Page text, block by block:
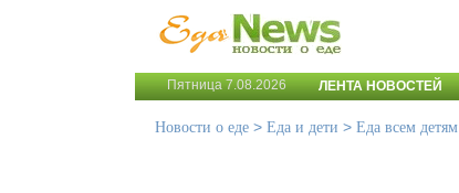
Пятница 7.08.2026 ЛЕНТА НОВОСТЕЙ
Новости о еде > Еда и дети > Еда всем детям